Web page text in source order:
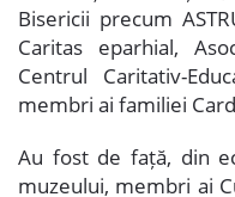
Bisericii precum
Caritas eparhial,
Centrul Caritativ-
membri ai familiei
Au fost de față, din
muzeului, membri ai